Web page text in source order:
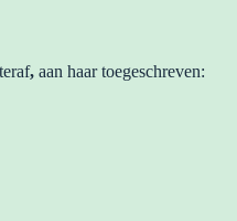
, aan haar toegeschreven: